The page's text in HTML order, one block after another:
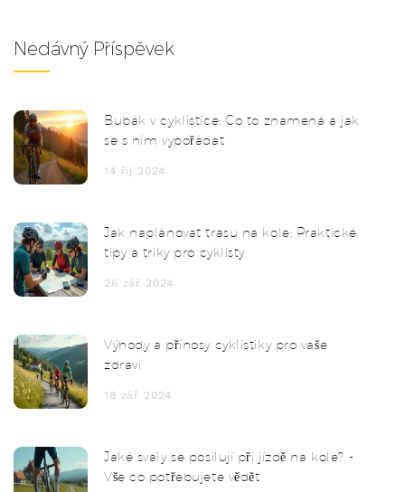
Nedávný Příspěvek
Bubák v cyklistice: Co to znamená a jak
se s ním vypořádat
14 říj 2024
Jak naplánovat trasu na kole: Praktické
tipy a triky pro cyklisty
26 zář 2024
Výhody a přínosy cyklistiky pro vaše
zdraví
18 zář 2024
Jaké svaly se posilují při jízdě na kole? -
Vše co potřebujete vědět